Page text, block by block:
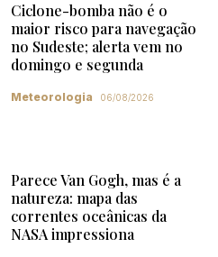
Ciclone-bomba não é o
maior risco para navegação
no Sudeste; alerta vem no
domingo e segunda
Meteorologia 06/08/2026
Parece Van Gogh, mas é a
natureza: mapa das
correntes oceânicas da
NASA impressiona